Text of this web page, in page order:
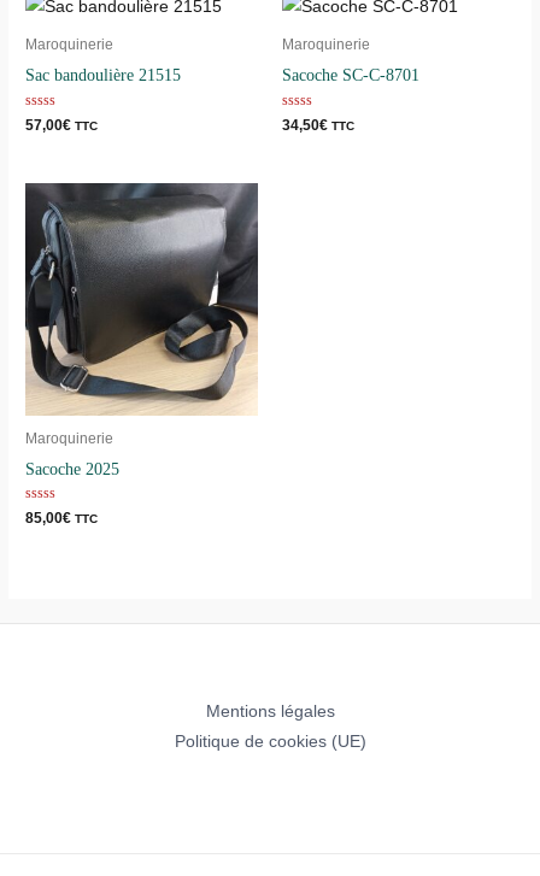
Maroquinerie
Sac bandoulière 21515
Note
0
57,00€ TTC
Maroquinerie
Sacoche SC-C-8701
Note
0
34,50€ TTC
Maroquinerie
Sacoche 2025
Note
0
85,00€ TTC
Mentions légales
Politique de cookies (UE)